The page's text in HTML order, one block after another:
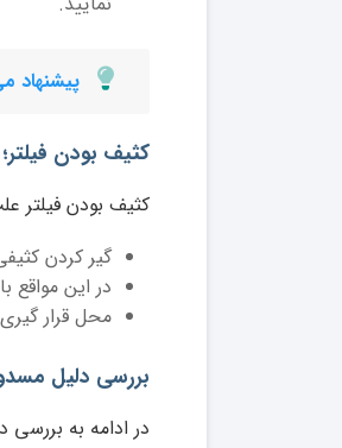
پیشنهاد
کثیف بودن
کثیف بودن فیلتر
گیر کردن
در این مواقع
محل قرار
بررسی دلیل
در ادامه به